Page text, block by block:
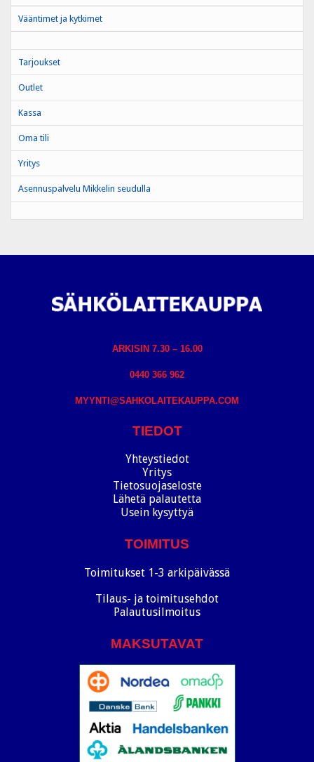
Vääntimet ja kytkimet
Tarjoukset
Outlet
Kassa
Oma tili
Yritys
Asennuspalvelu Mikkelin seudulla
ARKISIN 7.30 – 16.00
0440 366 962
MYYNTI@SAHKOLAITEKAUPPA.COM
TIEDOT
Yhteystiedot
Yritys
Tietosuojaseloste
Lähetä palautetta
Usein kysyttyä
TOIMITUS
Toimitukset 1-3 arkipäivässä
Tilaus- ja toimitusehdot
Palautusilmoitus
MAKSUTAVAT